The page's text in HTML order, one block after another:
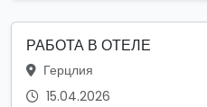
РАБОТА В ОТЕЛЕ
Герцлия
15.04.2026